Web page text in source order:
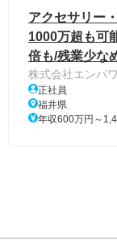
アクセサリー
1000万超も可
倍も/残業少な
株式会社エンパ
正社員
福井県
年収600万円～